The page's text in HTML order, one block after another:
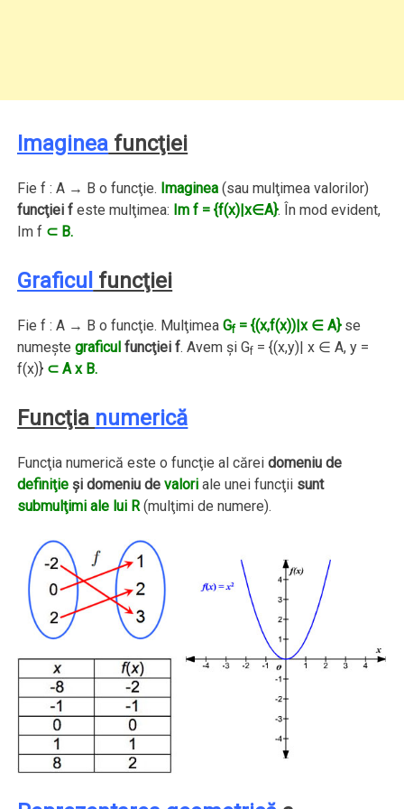
Imaginea funcţiei
Fie f : A → B o funcţie. Imaginea (sau mulţimea valorilor)
funcţiei f este mulţimea: Im f = {f(x)|x∈A}. În mod evident,
Im f ⊂ B.
Graficul funcţiei
Fie f : A → B o funcţie. MulţimeaGf= {(x,f(x))|x ∈ A}se
numeştegraficul funcţiei f. Avem şi Gf = {(x,y)| x ∈ A, y =
f(x)} ⊂ A x B.
Funcţia numerică
Funcţia numerică este o funcţie al căreidomeniu de
definiţie şi domeniu devalori ale unei funcţii sunt
submulţimi ale lui R (mulţimi de numere).